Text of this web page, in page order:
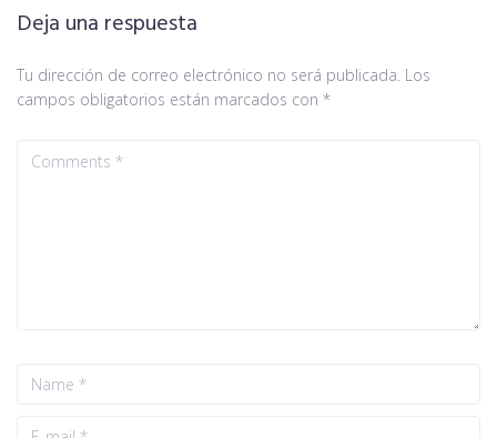
Deja una respuesta
Tu dirección de correo electrónico no será publicada. Los
campos obligatorios están marcados con *